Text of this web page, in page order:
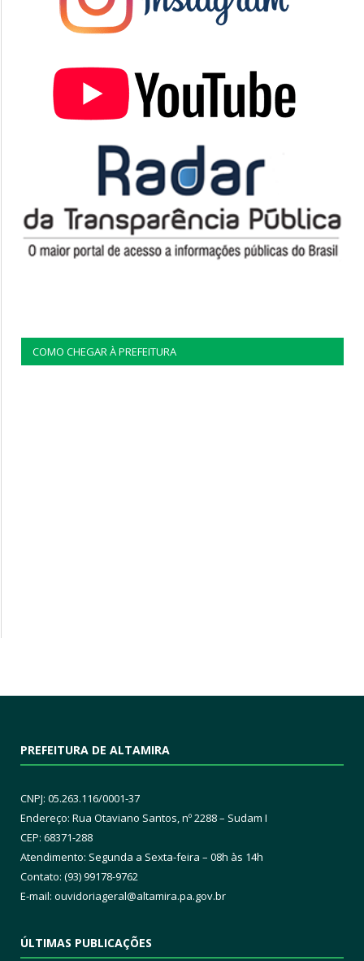
COMO CHEGAR À PREFEITURA
PREFEITURA DE ALTAMIRA
CNPJ: 05.263.116/0001-37
Endereço: Rua Otaviano Santos, nº 2288 – Sudam I
CEP: 68371-288
Atendimento: Segunda a Sexta-feira – 08h às 14h
Contato: (93) 99178-9762
E-mail: ouvidoriageral@altamira.pa.gov.br
ÚLTIMAS PUBLICAÇÕES